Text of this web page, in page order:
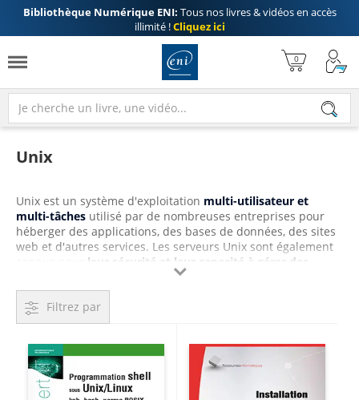
Bibliothèque Numérique ENI: Tous nos livres & vidéos en accès
illimité !Cliquez ici
Unix
Unix est un système d'exploitation multi-utilisateur et
multi-tâches utilisé par de nombreuses entreprises pour
héberger des applications, des bases de données, des sites
web et d'autres services. Les serveurs Unix sont également
leur sécurité et leur capacité à gérer des
charges de travail lourdes et des opérations intensives en
ressources.

Filtrez par